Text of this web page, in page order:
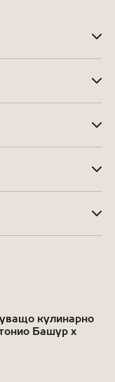
кулинарно
Башур x